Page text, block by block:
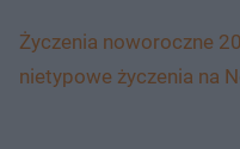
Życzenia noworoczne
nietypowe życzenia na